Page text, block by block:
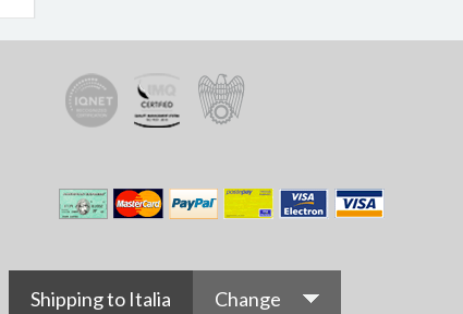
Shipping to Italia Change